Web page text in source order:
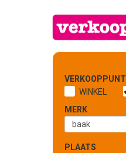
VERKOOPPUNT
WINKEL
MERK
PLAATS